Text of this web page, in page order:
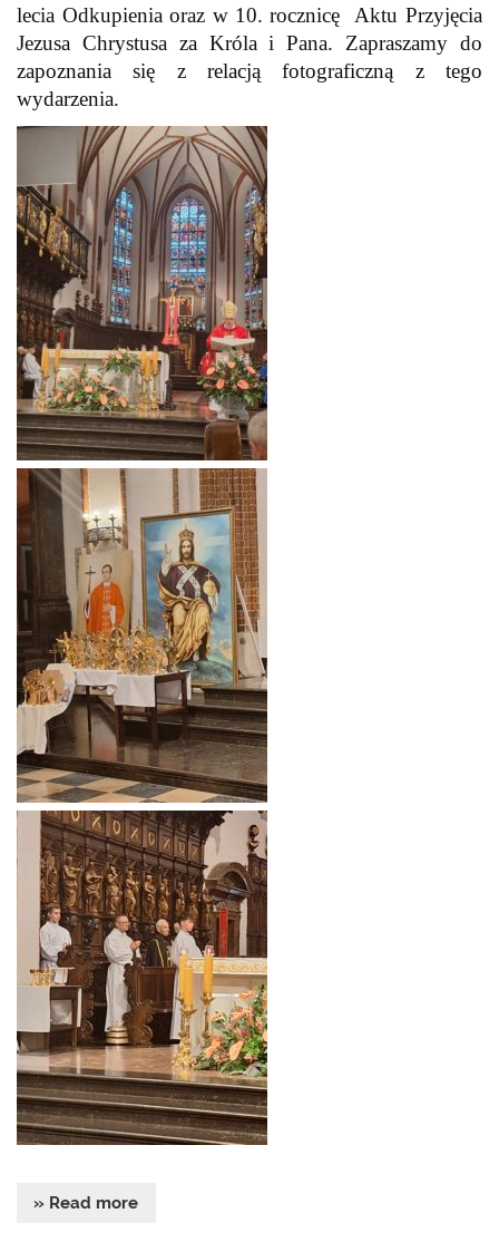
lecia Odkupienia oraz w 10. rocznicę Aktu Przyjęcia
Jezusa Chrystusa za Króla i Pana. Zapraszamy do
zapoznania się z relacją fotograficzną z tego
wydarzenia.
» Read more